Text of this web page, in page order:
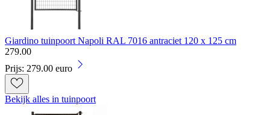
Giardino tuinpoort Napoli RAL 7016 antraciet 120 x 125 cm
279.00
Prijs: 279.00 euro
Bekijk alles in tuinpoort